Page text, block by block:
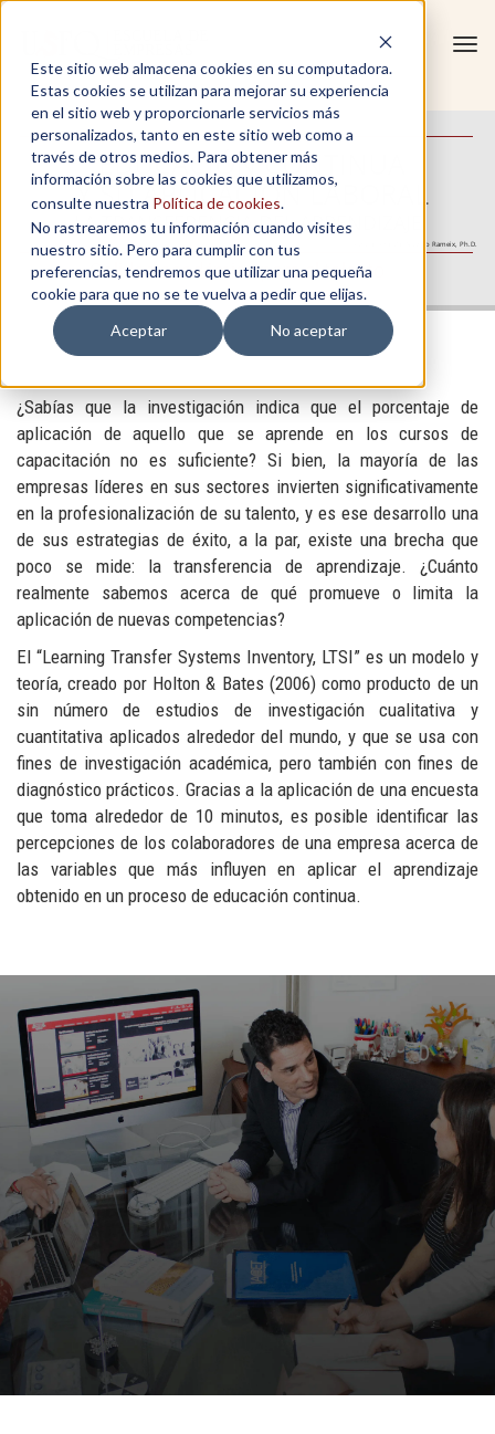
Este sitio web almacena cookies en su computadora.
Estas cookies se utilizan para mejorar su experiencia
en el sitio web y proporcionarle servicios más
personalizados, tanto en este sitio web como a
través de otros medios. Para obtener más
información sobre las cookies que utilizamos,
consulte nuestra Política de cookies.
No rastrearemos tu información cuando visites
nuestro sitio. Pero para cumplir con tus
preferencias, tendremos que utilizar una pequeña
cookie para que no se te vuelva a pedir que elijas.
Aceptar
No aceptar
EDUCACIÓN CONTINUA
Y SU APLICACIÓN LABORAL
Autora: Ana Ma. Novillo Rameix, Ph.D.
Calidad académica para el talento
LA TRANSFERENCIA DEL APRENDIZAJE
¿Sabías que la investigación indica que el porcentaje de
aplicación de aquello que se aprende en los cursos de
capacitación no es suficiente? Si bien, la mayoría de las
empresas líderes en sus sectores invierten significativamente
en la profesionalización de su talento, y es ese desarrollo una
de sus estrategias de éxito, a la par, existe una brecha que
poco se mide: la transferencia de aprendizaje. ¿Cuánto
realmente sabemos acerca de qué promueve o limita la
aplicación de nuevas competencias?
El “Learning Transfer Systems Inventory, LTSI” es un modelo y
teoría, creado por Holton & Bates (2006) como producto de un
sin número de estudios de investigación cualitativa y
cuantitativa aplicados alrededor del mundo, y que se usa con
fines de investigación académica, pero también con fines de
diagnóstico prácticos. Gracias a la aplicación de una encuesta
que toma alrededor de 10 minutos, es posible identificar las
percepciones de los colaboradores de una empresa acerca de
las variables que más influyen en aplicar el aprendizaje
obtenido en un proceso de educación continua.